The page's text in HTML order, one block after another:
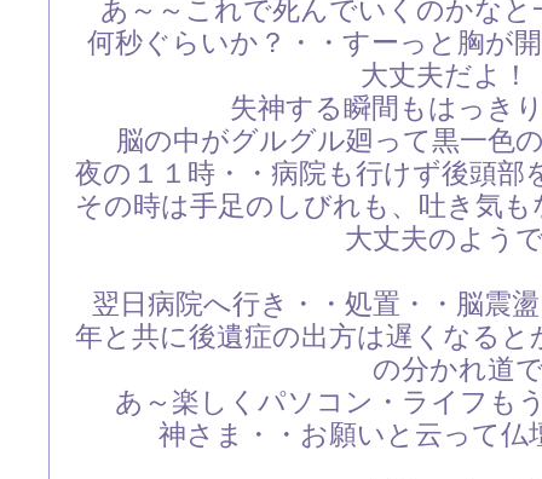
あ～～これで死んでいくのかな
何秒ぐらいか？・・すーっと胸が
大丈夫だよ！
失神する瞬間もはっき
脳の中がグルグル廻って黒一色
夜の１１時・・病院も行けず後頭
その時は手足のしびれも、吐き気
大丈夫のよう
翌日病院へ行き・・処置・・脳震
年と共に後遺症の出方は遅くなる
の分かれ道
あ～楽しくパソコン・ライフも
神さま・・お願いと云って仏